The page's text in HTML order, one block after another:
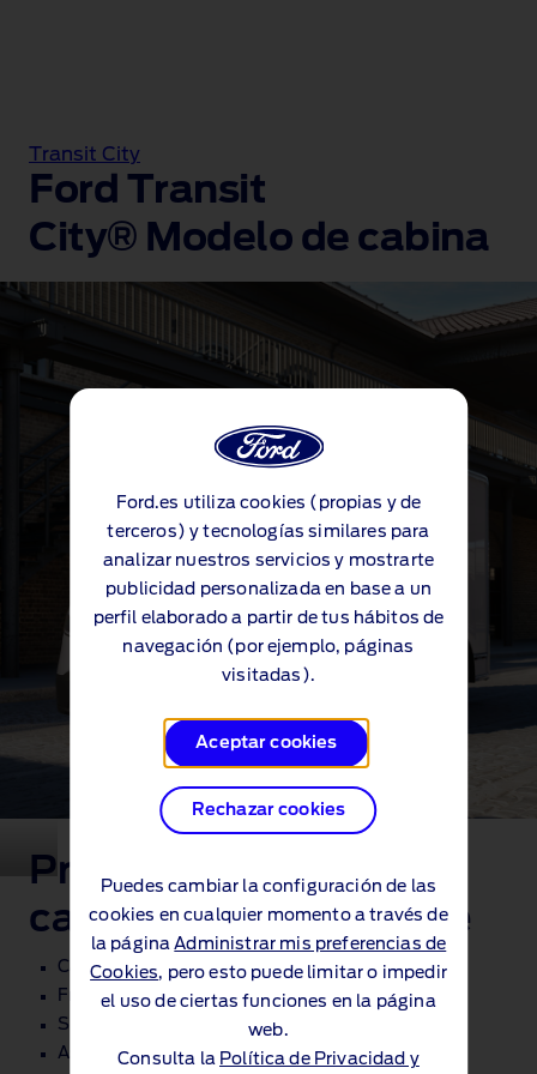
Ford.es utiliza cookies (propias y de
terceros) y tecnologías similares para
analizar nuestros servicios y mostrarte
publicidad personalizada en base a un
perfil elaborado a partir de tus hábitos de
navegación (por ejemplo, páginas
visitadas).
Aceptar cookies
Rechazar cookies
Puedes cambiar la configuración de las
cookies en cualquier momento a través de
la páginaAdministrar mis preferencias de
Cookies, pero esto puede limitar o impedir
el uso de ciertas funciones en la página
web.
Consulta la Política de Privacidad y
Transit City
Ford Transit
City® Modelo de cabina
Principales
características de serie
Carga útil: Hasta 1600 kg
Frenado de emergencia automático
Sistema de alerta de cambio de carril
Asistencia de velocidad inteligente